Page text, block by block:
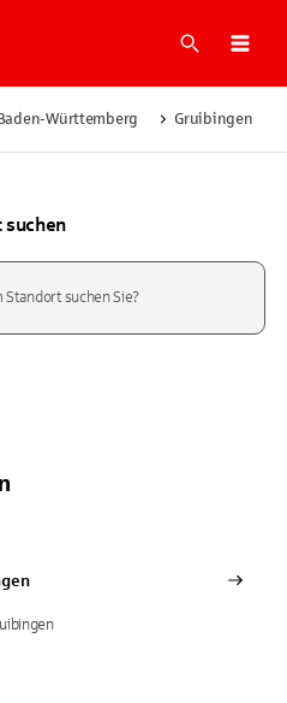
Suche
Württemberg Gruibingen
suchen